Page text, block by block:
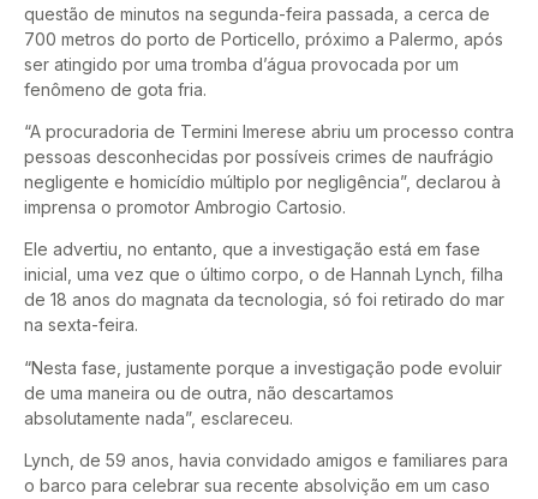
questão de minutos na segunda-feira passada, a cerca de
700 metros do porto de Porticello, próximo a Palermo, após
ser atingido por uma tromba d’água provocada por um
fenômeno de gota fria.
“A procuradoria de Termini Imerese abriu um processo contra
pessoas desconhecidas por possíveis crimes de naufrágio
negligente e homicídio múltiplo por negligência”, declarou à
imprensa o promotor Ambrogio Cartosio.
Ele advertiu, no entanto, que a investigação está em fase
inicial, uma vez que o último corpo, o de Hannah Lynch, filha
de 18 anos do magnata da tecnologia, só foi retirado do mar
na sexta-feira.
“Nesta fase, justamente porque a investigação pode evoluir
de uma maneira ou de outra, não descartamos
absolutamente nada”, esclareceu.
Lynch, de 59 anos, havia convidado amigos e familiares para
o barco para celebrar sua recente absolvição em um caso